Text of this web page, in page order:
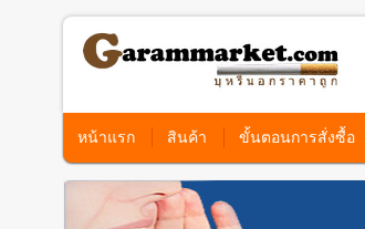
หน้าแรก สินค้า ขั้นตอนการสั่งซื้อ